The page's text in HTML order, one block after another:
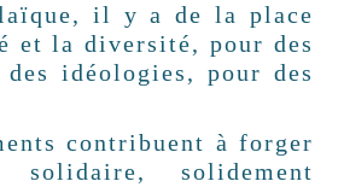
il y a de la place
et la diversité, pour des
idéologies, pour des
contribuent à forger
solidaire, solidement